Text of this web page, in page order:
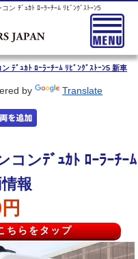
ン ﾃﾞｭｶﾄ ﾛｰﾗｰﾁｰﾑ ﾘﾋﾞﾝｸﾞｽﾄｰﾝ5
ﾃﾞｭｶﾄ ﾛｰﾗｰﾁｰﾑ ﾘﾋﾞﾝｸﾞｽﾄｰﾝ5 新車
by Translate
ンﾃﾞｭｶﾄ ﾛｰﾗｰﾁｰﾑ
報
ちらをタップ